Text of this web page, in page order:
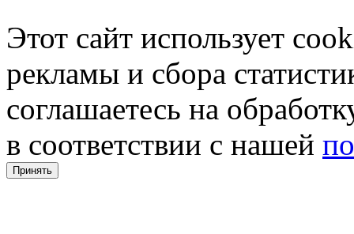
Этот сайт использует
рекламы и сбора
соглашаетесь на
в соответствии с нашей
Принять